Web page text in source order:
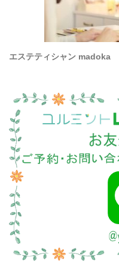
エステティシャン madoka